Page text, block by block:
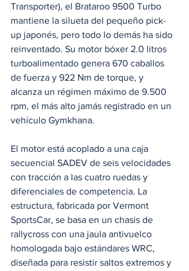
Transporter), el Brataroo 9500 Turbo
mantiene la silueta del pequeño pick-
up japonés, pero todo lo demás ha sido
reinventado. Su motor bóxer 2.0 litros
turboalimentado genera 670 caballos
de fuerza y 922 Nm de torque, y
alcanza un régimen máximo de 9.500
rpm, el más alto jamás registrado en un
vehículo Gymkhana.
El motor está acoplado a una caja
secuencial SADEV de seis velocidades
con tracción a las cuatro ruedas y
diferenciales de competencia. La
estructura, fabricada por Vermont
SportsCar, se basa en un chasis de
rallycross con una jaula antivuelco
homologada bajo estándares WRC,
diseñada para resistir saltos extremos y